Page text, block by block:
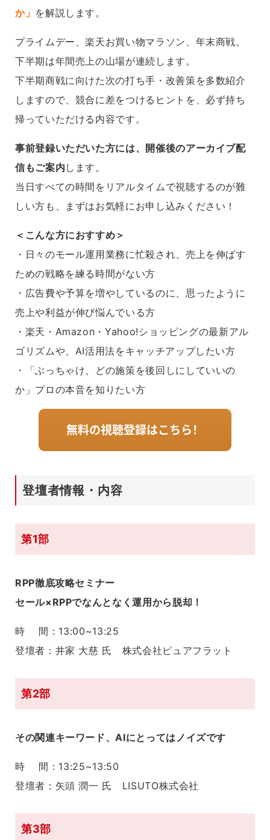
か」 を解説します。
プライムデー、楽天お買い物マラソン、年末商戦。
下半期は年間売上の山場が連続します。
下半期商戦に向けた次の打ち手・改善策を多数紹介
しますので、競合に差をつけるヒントを、必ず持ち
帰っていただける内容です。
事前登録いただいた方には、開催後のアーカイブ配
信もご案内 します。
当日すべての時間をリアルタイムで視聴するのが難
しい方も、まずはお気軽にお申し込みください！
＜こんな方におすすめ＞
・日々のモール運用業務に忙殺され、売上を伸ばす
ための戦略を練る時間がない方
・広告費や予算を増やしているのに、思ったように
売上や利益が伸び悩んでいる方
・楽天・Amazon・Yahoo!ショッピングの最新アル
ゴリズムや、AI活用法をキャッチアップしたい方
・「ぶっちゃけ、どの施策を後回しにしていいの
か」プロの本音を知りたい方
登壇者情報・内容
第1部
RPP徹底攻略セミナー
セール×RPPでなんとなく運用から脱却！
時 間：13:00~13:25
登壇者：井家 大慈 氏 株式会社ピュアフラット
第2部
その関連キーワード、AIにとってはノイズです
時 間：13:25~13:50
登壇者：矢頭 潤一 氏 LISUTO株式会社
第3部